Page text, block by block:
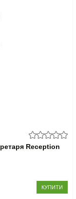
Reception
КУПИТИ